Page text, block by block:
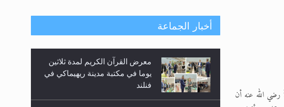
العربي >> المزيد
المزيد
رضي الله عنه أن
أخبار الجماعة
معرض القرآن الكريم لمدة ثلاثين
يوما في مكتبة مدينة ريهيماكي في
فنلند